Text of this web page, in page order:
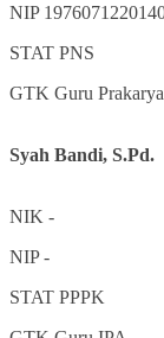
NIP
STAT PNS
GTK Guru Prakarya
Syah Bandi, S.Pd.
NIK -
NIP-
STAT PPPK